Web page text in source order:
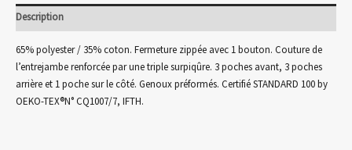
MULTIPOCHES
Description
65% polyester / 35% coton. Fermeture zippée avec 1 bouton. Couture de
l’entrejambe renforcée par une triple surpiqûre. 3 poches avant, 3 poches
arrière et 1 poche sur le côté. Genoux préformés. Certifié STANDARD 100 by
OEKO-TEX®N° CQ1007/7, IFTH.